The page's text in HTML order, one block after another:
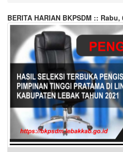
BERITA HARIAN BKPSDM :: Rabu,